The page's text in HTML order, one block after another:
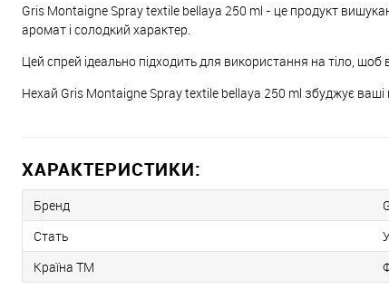
Gris Montaigne Spray textile bellaya 250 ml - це продукт
аромат і солодкий характер.
Цей спрей ідеально підходить для використання на тіло,
Нехай Gris Montaigne Spray textile bellaya 250 ml збуджує ваші
ХАРАКТЕРИСТИКИ:
Бренд
Стать
Країна ТМ